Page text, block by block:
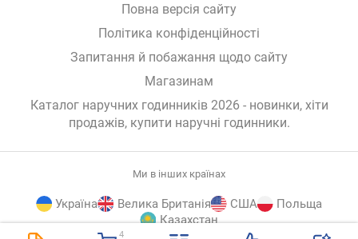
4
Повна версія сайту
Політика конфіденційності
Запитання й побажання щодо сайту
Магазинам
Каталог наручних годинників 2026 - новинки, хіти
продажів, купити наручні годинники.
Ми в інших країнах
Україна Велика Британія США
Польща
Казахстан